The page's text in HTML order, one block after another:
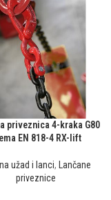
priveznica 4-kraka G80
EN 818-4 RX-lift
užad i lanci,
Lančane
priveznice